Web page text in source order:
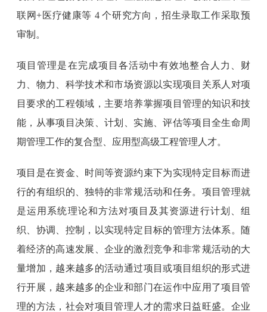
联网+医疗健康等 4 个研究方向，招生录取工作采取预
审制。
项目管理是在完成项目各活动中有效地整合人力、财
力、物力、科学技术和市场资源以实现项目关系人对项
目要求的工程领域，主要培养掌握项目管理的知识和技
能，从事项目决策、计划、实施、评估等项目全生命周
期管理工作的复合型、应用型高级工程管理人才。
项目是在资金、时间等资源约束下为实现特定目标而进
行的有组织的、独特的非常规活动和任务。项目管理就
是运用系统理论和方法对项目及其资源进行计划、组
织、协调、控制，以实现特定目标的管理方法体系。随
着经济的高速发展、企业的激烈竞争和非常规活动的大
量增加，越来越多的活动通过项目或项目组织的形式进
行开展，越来越多的企业和部门在运作中应用了项目管
理的方法，社会对项目管理人才的需求日益旺盛。企业